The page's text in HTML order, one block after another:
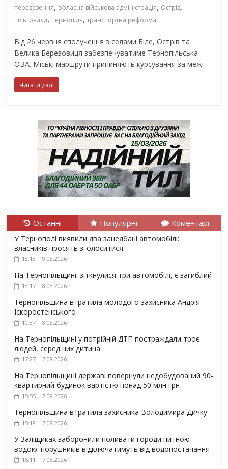
перевезення, обласна військова адміністрація, Острів,
пільговики,Тернопіль,транспортна реформа
Від 26 червня сполучення з селами Біле, Острів та
Велика Березовиця забезпечуватиме Тернопільська
ОВА. Міські маршрути припиняють курсування за межі
Читати далі
Останні Популярні Коментарі
У Тернополі виявили два занедбані автомобілі:
власників просять зголоситися
18:18 | 9.08.2026
На Тернопільщині: зіткнулися три автомобілі, є загиблий
13:17 | 8.08.2026
Тернопільщина втратила молодого захисника Андрія
Іскоростенського
10:37 | 8.08.2026
На Тернопільщині у потрійній ДТП постраждали троє
людей, серед них дитина
17:27 | 7.08.2026
На Тернопільщині державі повернули недобудований 90-
квартирний будинок вартістю понад 50 млн грн
15:55 | 7.08.2026
Тернопільщина втратила захисника Володимира Дичку
15:18 | 7.08.2026
У Заліщиках заборонили поливати городи питною
водою: порушників відключатимуть від водопостачання
15:11 | 7.08.2026